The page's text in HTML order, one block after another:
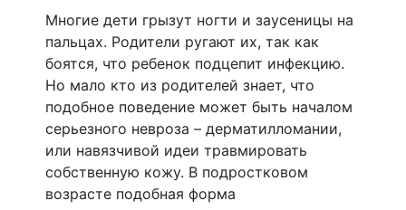
Многие дети грызут ногти и заусеницы на
пальцах. Родители ругают их, так как
боятся, что ребенок подцепит инфекцию.
Но мало кто из родителей знает, что
подобное поведение может быть началом
серьезного невроза – дерматилломании,
или навязчивой идеи травмировать
собственную кожу. В подростковом
возрасте подобная форма